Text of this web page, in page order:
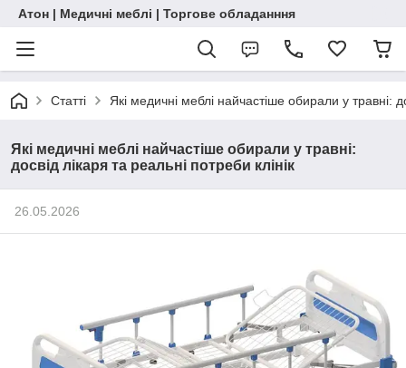
Атон | Медичні меблі | Торгове обладанння
Статті Які медичні меблі найчастіше обирали у травні:
Які медичні меблі найчастіше обирали у травні:
досвід лікаря та реальні потреби клінік
26.05.2026